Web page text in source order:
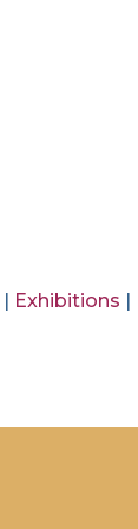
Exhibitions